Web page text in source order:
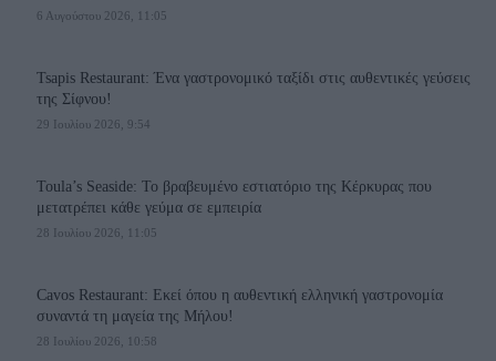
6 Αυγούστου 2026, 11:05
Tsapis Restaurant: Ένα γαστρονομικό ταξίδι στις αυθεντικές γεύσεις
της Σίφνου!
29 Ιουλίου 2026, 9:54
Toula’s Seaside: Το βραβευμένο εστιατόριο της Κέρκυρας που
μετατρέπει κάθε γεύμα σε εμπειρία
28 Ιουλίου 2026, 11:05
Cavos Restaurant: Εκεί όπου η αυθεντική ελληνική γαστρονομία
συναντά τη μαγεία της Μήλου!
28 Ιουλίου 2026, 10:58